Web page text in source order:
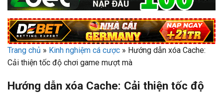
Trang chủ » Kinh nghiệm cá cược » Hướng dẫn xóa Cache:
Cải thiện tốc độ chơi game mượt mà
Hướng dẫn xóa Cache: Cải thiện tốc độ